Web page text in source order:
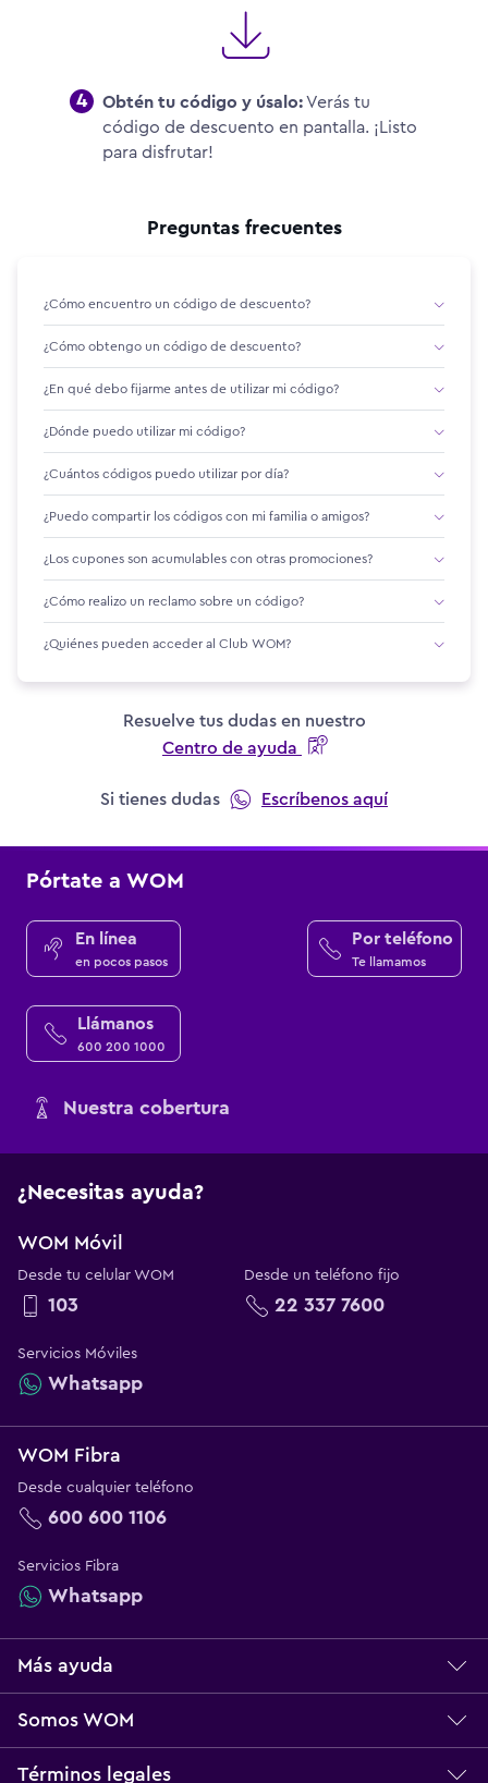
4 Obtén tu código y úsalo:Verás tu
código de descuento en pantalla. ¡Listo
para disfrutar!
Preguntas frecuentes
¿Cómo encuentro un código de descuento?
¿Cómo obtengo un código de descuento?
¿En qué debo fijarme antes de utilizar mi código?
¿Dónde puedo utilizar mi código?
¿Cuántos códigos puedo utilizar por día?
¿Puedo compartir los códigos con mi familia o amigos?
¿Los cupones son acumulables con otras promociones?
¿Cómo realizo un reclamo sobre un código?
¿Quiénes pueden acceder al Club WOM?
Resuelve tus dudas en nuestro
Centro de ayuda
Si tienes dudas Escríbenos aquí
Pórtate a WOM
En línea
en pocos pasos
Por teléfono
Te llamamos
Llámanos
600 200 1000
Nuestra cobertura
¿Necesitas ayuda?
WOM Móvil
Desde tu celular WOM
103
Desde un teléfono fijo
22 337 7600
Servicios Móviles
Whatsapp
WOM Fibra
Desde cualquier teléfono
600 600 1106
Servicios Fibra
Whatsapp
Más ayuda
Servicio técnico
Somos WOM
Sobre WOM
Términos legales